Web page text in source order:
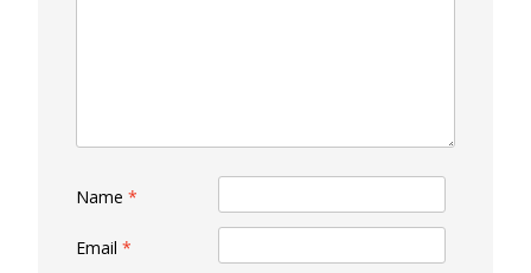
Name *
Email *